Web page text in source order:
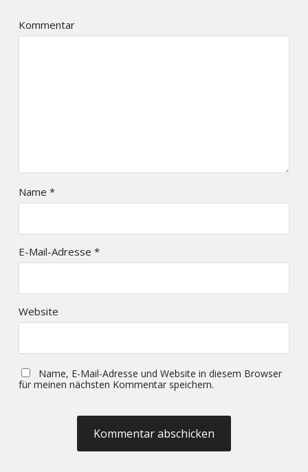
Kommentar
Name *
E-Mail-Adresse *
Website
Name, E-Mail-Adresse und Website in diesem Browser
für meinen nächsten Kommentar speichern.